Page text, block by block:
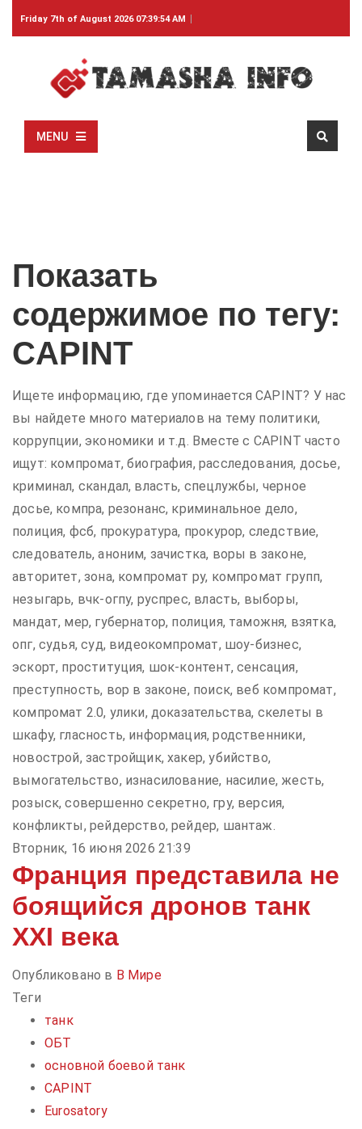
Friday 7th of August 2026 07:39:54 AM
MENU
Показать
содержимое по тегу:
CAPINT
Ищете информацию, где упоминается CAPINT? У нас
вы найдете много материалов на тему политики,
коррупции, экономики и т.д. Вместе с CAPINT часто
ищут: компромат, биография, расследования, досье,
криминал, скандал, власть, спецлужбы, черное
досье, компра, резонанс, криминальное дело,
полиция, фсб, прокуратура, прокурор, следствие,
следователь, аноним, зачистка, воры в законе,
авторитет, зона, компромат ру, компромат групп,
незыгарь, вчк-огпу, руспрес, власть, выборы,
мандат, мер, губернатор, полиция, таможня, взятка,
опг, судья, суд, видеокомпромат, шоу-бизнес,
эскорт, проституция, шок-контент, сенсация,
преступность, вор в законе, поиск, веб компромат,
компромат 2.0, улики, доказательства, скелеты в
шкафу, гласность, информация, родственники,
новострой, застройщик, хакер, убийство,
вымогательство, изнасилование, насилие, жесть,
розыск, совершенно секретно, гру, версия,
конфликты, рейдерство, рейдер, шантаж.
Вторник, 16 июня 2026 21:39
Франция представила не
боящийся дронов танк
XXI века
Опубликовано в В Мире
Теги
танк
ОБТ
основной боевой танк
CAPINT
Eurosatory